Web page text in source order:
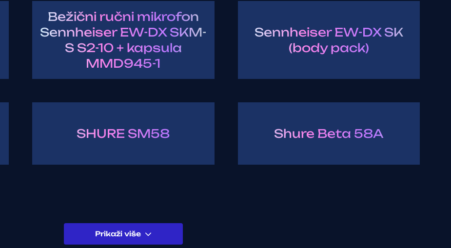
Bežični ručni mikrofon
Sennheiser EW-DX SKM-
S S2-10 + kapsula
MMD945-1
Sennheiser EW-DX SK
(body pack)
SHURE SM58 Shure Beta 58A
Prikaži više